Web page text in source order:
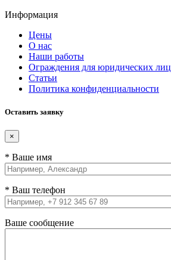
Информация
Цены
О нас
Наши работы
Ограждения для юридических лиц
Статьи
Политика конфиденциальности
Оставить заявку
×
* Ваше имя
* Ваш телефон
Ваше сообщение